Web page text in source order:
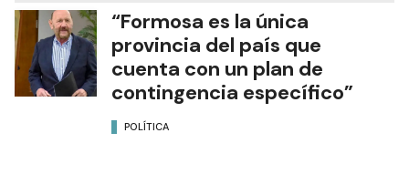
“Formosa es la única
provincia del país que
cuenta con un plan de
contingencia específico”
POLÍTICA